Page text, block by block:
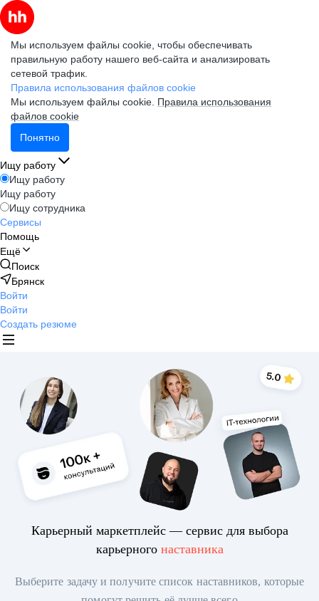
Мы используем файлы cookie, чтобы обеспечивать
правильную работу нашего веб-сайта и анализировать
сетевой трафик.
Правила использования файлов cookie
Мы используем файлы cookie. Правила использования
файлов cookie
Понятно
Ищу работу
Ищу работу
Ищу работу
Ищу сотрудника
Сервисы
Помощь
Ещё
Поиск
Брянск
Войти
Войти
Создать резюме
Карьерный маркетплейс — сервис для выбора
карьерного наставника
Выберите задачу и получите список наставников, которые